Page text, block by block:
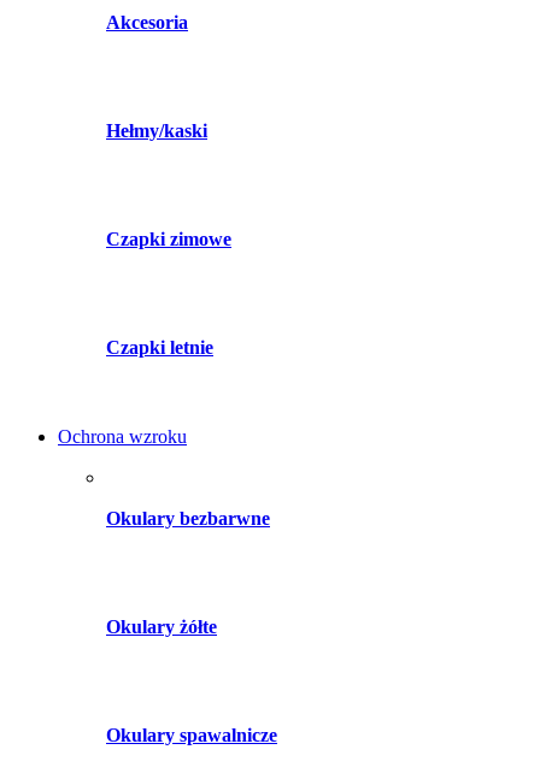
Akcesoria
Hełmy/kaski
Czapki zimowe
Czapki letnie
Ochrona wzroku
Okulary bezbarwne
Okulary żółte
Okulary spawalnicze